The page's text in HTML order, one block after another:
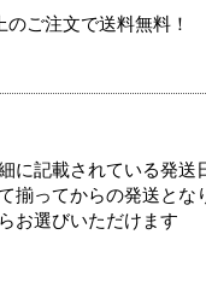
ご注文で送料無料！
記載されている発送
揃ってからの発送とな
お選びいただけます